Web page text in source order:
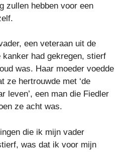
zullen hebben voor een
een veteraan uit de
kanker had gekregen, stierf
was. Haar moeder voedde
ze hertrouwde met ‘de
leven’, een man die Fiedler
ze acht was.
die ik mijn vader
was dat ik voor mijn